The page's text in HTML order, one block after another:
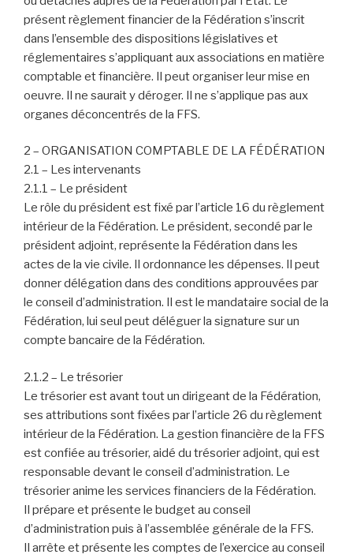
présent règlement financier de la Fédération s’inscrit
dans l’ensemble des dispositions législatives et
réglementaires s’appliquant aux associations en matière
comptable et financière. Il peut organiser leur mise en
oeuvre. Il ne saurait y déroger. Il ne s’applique pas aux
organes déconcentrés de la FFS.
2 – ORGANISATION COMPTABLE DE LA FÉDÉRATION
2.1 – Les intervenants
2.1.1 – Le président
Le rôle du président est fixé par l’article 16 du règlement
intérieur de la Fédération. Le président, secondé par le
président adjoint, représente la Fédération dans les
actes de la vie civile. Il ordonnance les dépenses. Il peut
donner délégation dans des conditions approuvées par
le conseil d’administration. Il est le mandataire social de la
Fédération, lui seul peut déléguer la signature sur un
compte bancaire de la Fédération.
2.1.2 – Le trésorier
Le trésorier est avant tout un dirigeant de la Fédération,
ses attributions sont fixées par l’article 26 du règlement
intérieur de la Fédération. La gestion financière de la FFS
est confiée au trésorier, aidé du trésorier adjoint, qui est
responsable devant le conseil d’administration. Le
trésorier anime les services financiers de la Fédération.
Il prépare et présente le budget au conseil
d’administration puis à l’assemblée générale de la FFS.
Il arrête et présente les comptes de l’exercice au conseil